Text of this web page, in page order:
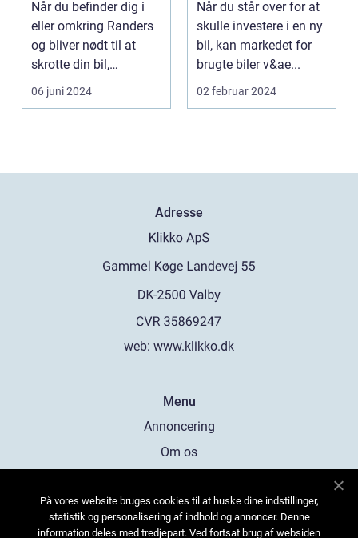
Når du befinder dig i
eller omkring Randers
og bliver nødt til at
skrotte din bil,
gammelt jern elle...
06 juni 2024
Når du står over for at
skulle investere i en ny
bil, kan markedet for
brugte biler v&ae...
02 februar 2024
Adresse
web: www.klikko.dk
Menu
Annoncering
Om os
Kontakt os
Sitemap
På vores website bruges cookies til at huske dine indstillinger,
statistik og personalisering af indhold og annoncer. Denne
information deles med tredjepart. Ved fortsat brug af websiden